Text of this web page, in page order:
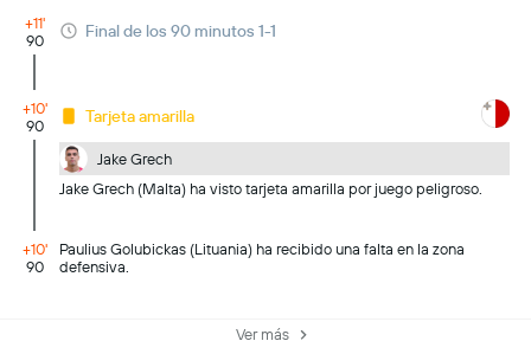
+11'
90
Final de los 90 minutos 1-1
+10'
90
Tarjeta amarilla
Jake Grech
Jake Grech (Malta) ha visto tarjeta amarilla por juego peligroso.
+10'
90
Paulius Golubickas (Lituania) ha recibido una falta en la zona
defensiva.
Ver más